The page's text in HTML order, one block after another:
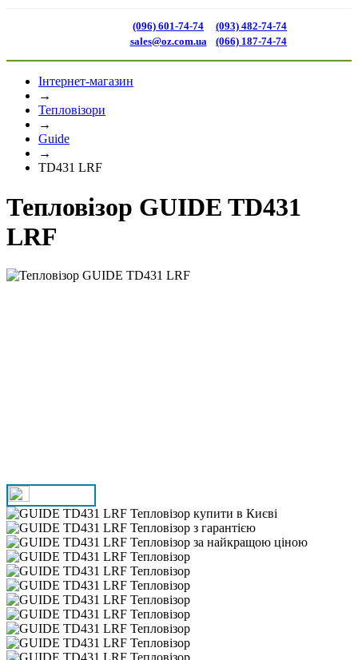
(096) 601-74-74
sales@oz.com.ua
(093) 482-74-74
(066) 187-74-74
Інтернет-магазин
→
Тепловізори
→
Guide
→
TD431 LRF
Тепловізор GUIDE TD431
LRF